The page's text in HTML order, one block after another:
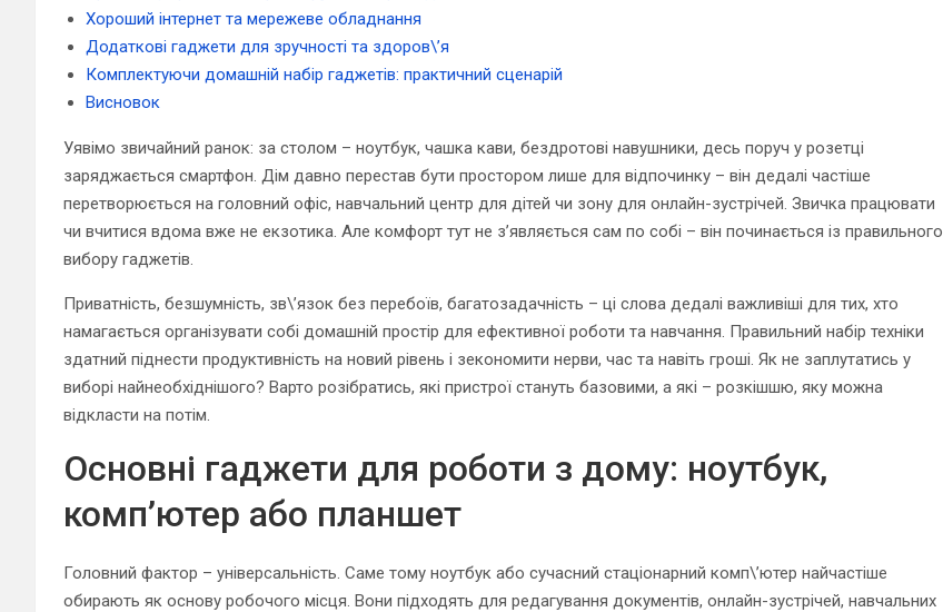
Хороший інтернет та мережеве обладнання
Додаткові гаджети для зручності та здоров\’я
Комплектуючи домашній набір гаджетів: практичний сценарій
Висновок
Уявімо звичайний ранок: за столом – ноутбук, чашка кави, бездротові навушники, десь поруч у розетці
заряджається смартфон. Дім давно перестав бути простором лише для відпочинку – він дедалі частіше
перетворюється на головний офіс, навчальний центр для дітей чи зону для онлайн-зустрічей. Звичка працювати
чи вчитися вдома вже не екзотика. Але комфорт тут не з’являється сам по собі – він починається із правильного
вибору гаджетів.
Приватність, безшумність, зв\’язок без перебоїв, багатозадачність – ці слова дедалі важливіші для тих, хто
намагається організувати собі домашній простір для ефективної роботи та навчання. Правильний набір техніки
здатний піднести продуктивність на новий рівень і зекономити нерви, час та навіть гроші. Як не заплутатись у
виборі найнеобхіднішого? Варто розібратись, які пристрої стануть базовими, а які – розкішшю, яку можна
відкласти на потім.
Основні гаджети для роботи з дому: ноутбук,
комп’ютер або планшет
Головний фактор – універсальність. Саме тому ноутбук або сучасний стаціонарний комп\’ютер найчастіше
обирають як основу робочого місця. Вони підходять для редагування документів, онлайн-зустрічей, навчальних